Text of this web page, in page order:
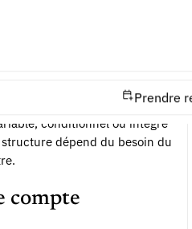
Prendre
avec du savoir-faire, une
marque. Le
conditionnel ou intégré
dépend du besoin du
compte